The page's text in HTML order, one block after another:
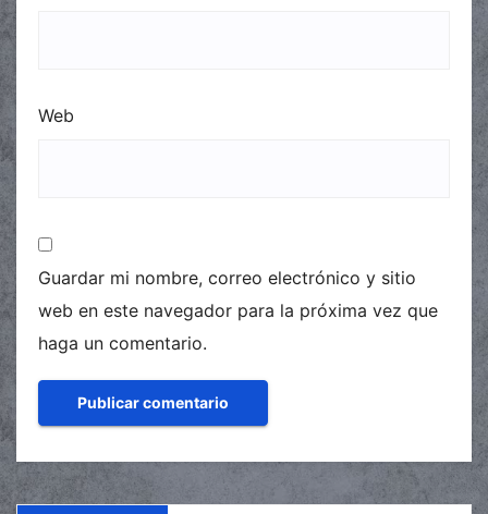
Web
Guardar mi nombre, correo electrónico y sitio
web en este navegador para la próxima vez que
haga un comentario.